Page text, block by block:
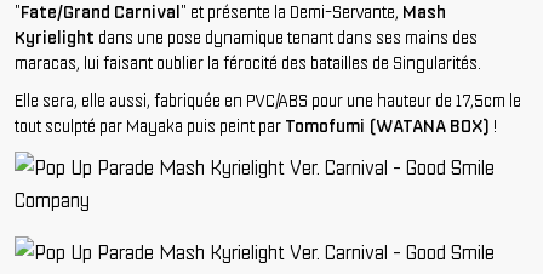
"Fate/Grand Carnival " et présente la Demi-Servante, Mash
Kyrielight dans une pose dynamique tenant dans ses mains des
maracas, lui faisant oublier la férocité des batailles de Singularités.
Elle sera, elle aussi, fabriquée en PVC/ABS pour une hauteur de 17,5cm le
tout sculpté par Mayaka puis peint par Tomofumi (WATANA BOX) !